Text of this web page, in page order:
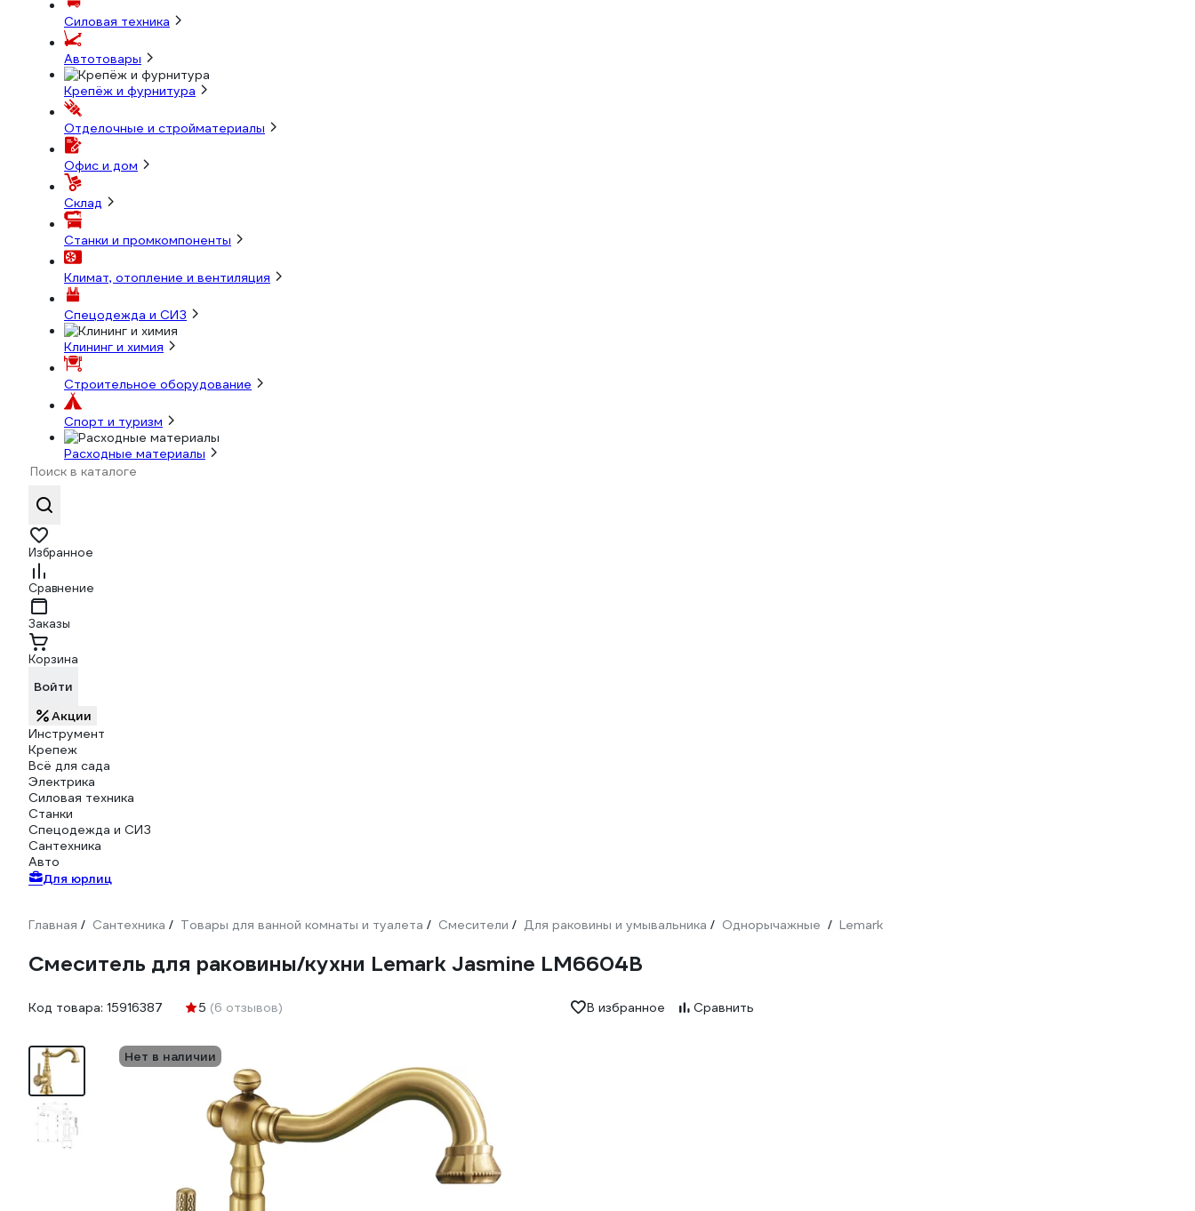
Силовая техника
Автотовары
Крепёж и фурнитура
Отделочные и стройматериалы
Офис и дом
Склад
Станки и промкомпоненты
Климат, отопление и вентиляция
Спецодежда и СИЗ
Клининг и химия
Строительное оборудование
Спорт и туризм
Расходные материалы
Избранное
Сравнение
Заказы
Корзина
Войти
Акции
Инструмент
Крепеж
Всё для сада
Электрика
Силовая техника
Станки
Спецодежда и СИЗ
Сантехника
Авто
Для юрлиц
Главная / Сантехника / Товары для ванной комнаты и туалета / Смесители / Для раковины и умывальника / Однорычажные / Lemark
Смеситель для раковины/кухни Lemark Jasmine LM6604B
Код товара: 15916387 5 (6 отзывов) В избранное Сравнить
Нет в наличии